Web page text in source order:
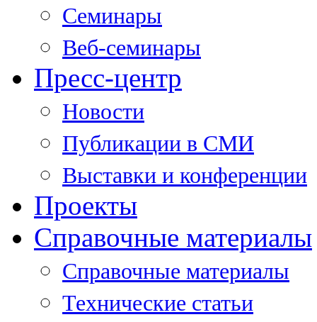
Семинары
Веб-семинары
Пресс-центр
Новости
Публикации в СМИ
Выставки и конференции
Проекты
Справочные материалы
Справочные материалы
Технические статьи